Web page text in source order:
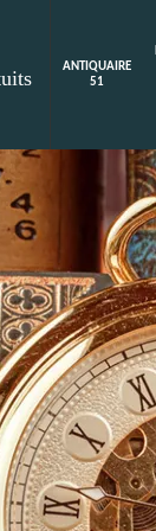
ANTIQUAIRE
51